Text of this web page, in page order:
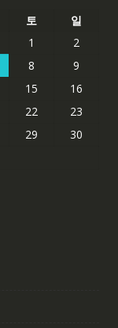
토
일
1
2
8
9
15
16
22
23
29
30